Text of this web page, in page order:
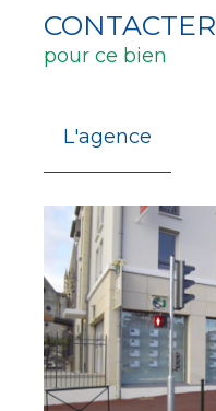
CONTACTER
pour ce bien
L'agence